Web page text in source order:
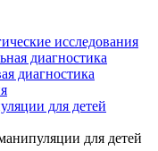
исследования
диагностика
диагностика
для детей
для детей